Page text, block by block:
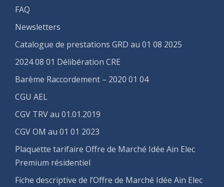
FAQ
Newsletters
Catalogue de prestations GRD au 01 08 2025
2024 08 01 Délibération CRE
Barème Raccordement – 2020 01 04
CGU AEL
CGV TRV au 01.01.2019
CGV OM au 01 01 2023
Plaquette tarifaire Offre de Marché Idée Ain Elec
Premium résidentiel
Fiche descriptive de l’Offre de Marché Idée Ain Elec